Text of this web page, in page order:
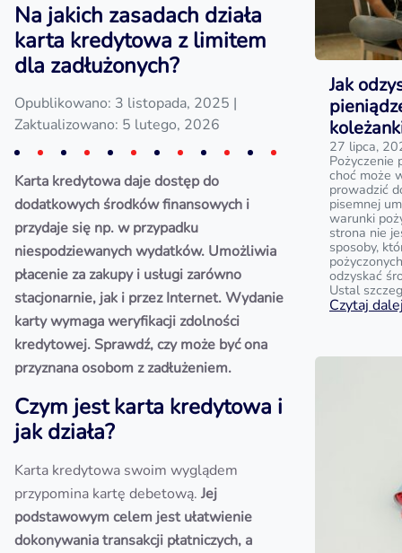
Na jakich zasadach działa
karta kredytowa z limitem
dla zadłużonych?
Opublikowano: 3 listopada, 2025 |
Zaktualizowano: 5 lutego, 2026
Karta kredytowa daje dostęp do
dodatkowych środków finansowych i
przydaje się np. w przypadku
niespodziewanych wydatków. Umożliwia
płacenie za zakupy i usługi zarówno
stacjonarnie, jak i przez Internet. Wydanie
karty wymaga weryfikacji zdolności
kredytowej. Sprawdź, czy może być ona
przyznana osobom z zadłużeniem.
Czym jest karta kredytowa i
jak działa?
Karta kredytowa swoim wyglądem
przypomina kartę debetową. Jej
podstawowym celem jest ułatwienie
dokonywania transakcji płatniczych, a
Jak
27 lipca,
Pożyczenie
choć może
prowadzić
pisemnej
warunki
strona nie
sposoby,
odzyskać
Ustal
Czytaj